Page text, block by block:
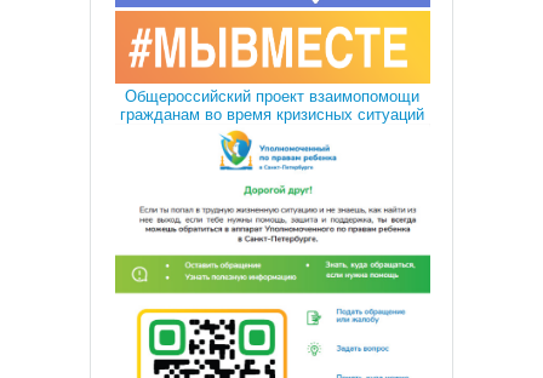
Общероссийский проект взаимопомощи
гражданам во время кризисных ситуаций